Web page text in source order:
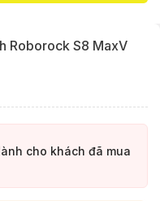
Roborock S8 MaxV
cho khách đã mua